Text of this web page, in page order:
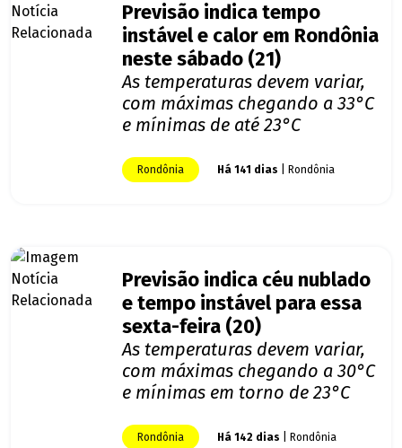
Previsão indica tempo
instável e calor em Rondônia
neste sábado (21)
As temperaturas devem variar,
com máximas chegando a 33°C
e mínimas de até 23°C
Rondônia Há 141 dias | Rondônia
Previsão indica céu nublado
e tempo instável para essa
sexta-feira (20)
As temperaturas devem variar,
com máximas chegando a 30°C
e mínimas em torno de 23°C
Rondônia Há 142 dias | Rondônia